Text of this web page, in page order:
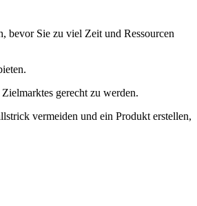
bevor Sie zu viel Zeit und Ressourcen
gerecht zu werden.
vermeiden und ein Produkt erstellen,